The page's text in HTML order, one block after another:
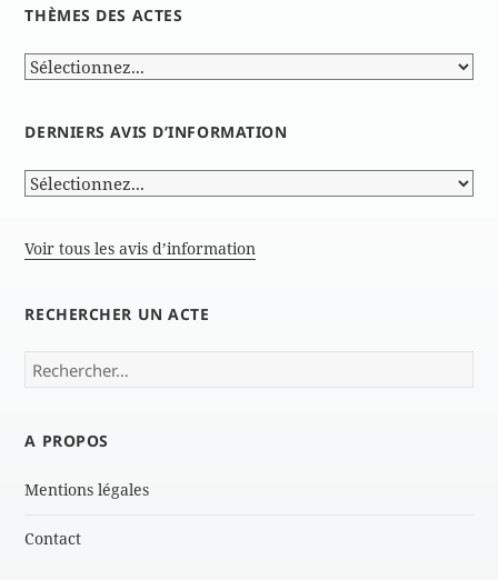
THÈMES DES ACTES
DERNIERS AVIS D’INFORMATION
Voir tous les avis d’information
RECHERCHER UN ACTE
Rechercher :
A PROPOS
Mentions légales
Contact